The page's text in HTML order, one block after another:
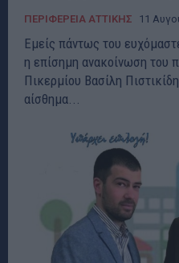
ΠΕΡΙΦΕΡΕΙΑ ΑΤΤΙΚΗΣ 11
Εμείς πάντως του ευχόμαστε καλή
η επίσημη ανακοίνωση του
Πικερμίου Βασίλη Πιστικίδη: Φίλες και φίλοι
αίσθημα...